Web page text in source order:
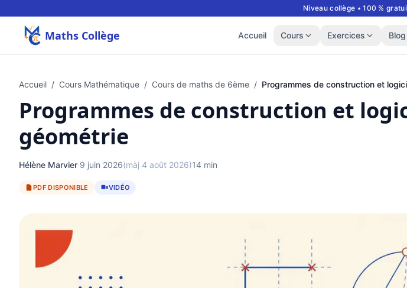
Niveau collège • 100 %
Maths Collège Accueil Cours Exercices Blog
Accueil / Cours Mathématique / Cours de maths de 6ème / Programmes de construction et
Programmes de construction et
géométrie
Hélène Marvier·9 juin 2026(màj 4 août 2026)14 min
PDF DISPONIBLE VIDÉO